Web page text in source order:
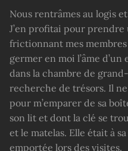
Nous rentrâmes au logis
J’en profitai pour
frictionnant mes
germer en moi l’âme
dans la chambre de
recherche de trésors. Il
pour m’emparer de sa
son lit et dont la clé se
et le matelas. Elle était à
emportée lors des visites.